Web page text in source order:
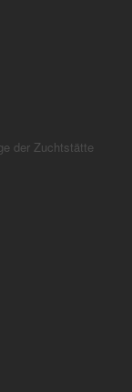
der Zuchtstätte